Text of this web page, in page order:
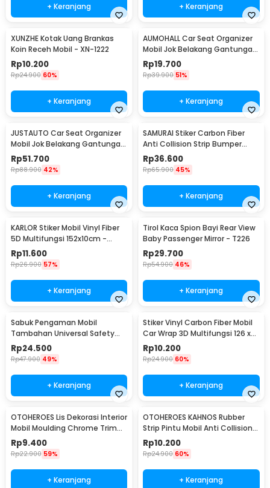
+ Keranjang + Keranjang
XUNZHE Kotak Uang Brankas
Koin Receh Mobil - XN-1222
Rp10.200
Rp24.900 60%
+ Keranjang
AUMOHALL Car Seat Organizer
Mobil Jok Belakang Gantungan
Barang Tisu - 0706
Rp19.700
Rp39.900 51%
+ Keranjang
JUSTAUTO Car Seat Organizer
Mobil Jok Belakang Gantungan
Barang Tisu - Z-354
Rp51.700
Rp88.900 42%
+ Keranjang
SAMURAI Stiker Carbon Fiber
Anti Collision Strip Bumper
Mobil 2.5M - TY354
Rp36.600
Rp65.900 45%
+ Keranjang
KARLOR Stiker Mobil Vinyl Fiber
5D Multifungsi 152x10cm -
TAA749
Rp11.600
Rp26.900 57%
+ Keranjang
Tirol Kaca Spion Bayi Rear View
Baby Passenger Mirror - T226
Rp29.700
Rp54.900 46%
+ Keranjang
Sabuk Pengaman Mobil
Tambahan Universal Safety
Belt Extender - 2104
Rp24.500
Rp47.900 49%
+ Keranjang
Stiker Vinyl Carbon Fiber Mobil
Car Wrap 3D Multifungsi 126 x
30 cm
Rp10.200
Rp24.900 60%
+ Keranjang
OTOHEROES Lis Dekorasi Interior
Mobil Moulding Chrome Trim
Strip 4M - C3578
Rp9.400
Rp22.900 59%
+ Keranjang
OTOHEROES KAHNOS Rubber
Strip Pintu Mobil Anti Collision
Protection Panjang 5M -
QW556
Rp10.200
Rp24.900 60%
+ Keranjang